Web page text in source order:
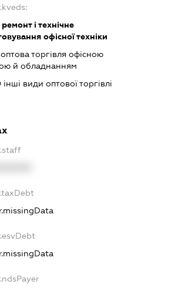
ремонт і технічне
офісної техніки
оптова торгівля офісною
й обладнанням
інші види оптової торгівлі